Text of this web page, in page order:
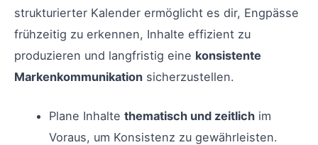
strukturierter Kalender ermöglicht es dir, Engpässe
frühzeitig zu erkennen, Inhalte effizient zu
produzieren und langfristig eine konsistente
Markenkommunikation sicherzustellen.
Plane Inhalte thematisch und zeitlichim
Voraus, um Konsistenz zu gewährleisten.